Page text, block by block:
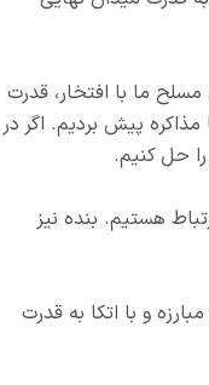
ما با افتخار، قدرت
پیش بردیم. اگر در
حل کنیم.
هستیم. بنده نیز
و با اتکا به قدرت